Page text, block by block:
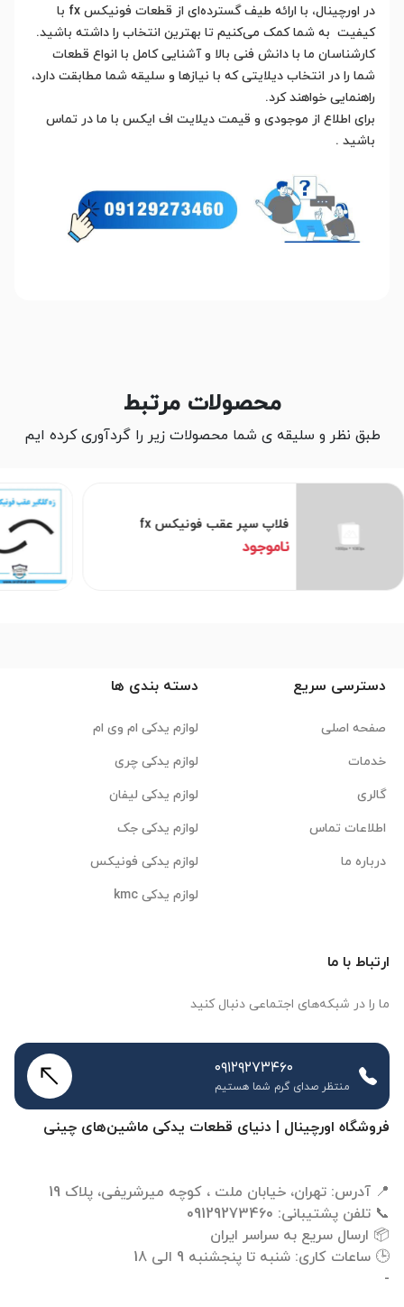
در اورچینال، با ارائه طیف گسترده‌ای از قطعات فونیکس fx با
کیفیت به شما کمک می‌کنیم تا بهترین انتخاب را داشته باشید.
کارشناسان ما با دانش فنی بالا و آشنایی کامل با انواع قطعات
شما را در انتخاب دیلایتی که با نیازها و سلیقه شما مطابقت دارد،
راهنمایی خواهند کرد.
برای اطلاع از موجودی و قیمت دیلایت اف ایکس با ما در تماس
باشید .
محصولات مرتبط
طبق نظر و سلیقه ی شما محصولات زیر را گردآوری کرده ایم
فلاپ سپر عقب فونیکس fx
ناموجود
فروشگاه اورچینال | دنیای قطعات یدکی ماشین‌های چینی
-
دسترسی سریع
صفحه اصلی
خدمات
گالری
اطلاعات تماس
درباره ما
دسته بندی ها
لوازم یدکی ام وی ام
لوازم یدکی چری
لوازم یدکی لیفان
لوازم یدکی جک
لوازم یدکی فونیکس
لوازم یدکی kmc
ارتباط با ما
ما را در شبکه‌های اجتماعی دنبال کنید
۰۹۱۲۹۲۷۳۴۶۰
منتظر صدای گرم شما هستیم